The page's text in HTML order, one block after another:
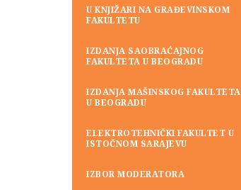
U KNJIŽARI NA GRAĐEVINSKOM
FAKULTETU
IZDANJA SAOBRAĆAJNOG
FAKULTETA U BEOGRADU
IZDANJA MAŠINSKOG FAKULTETA
U BEOGRADU
ELEKTROTEHNIČKI FAKULTET U
ISTOČNOM SARAJEVU
IZBOR MODERATORA